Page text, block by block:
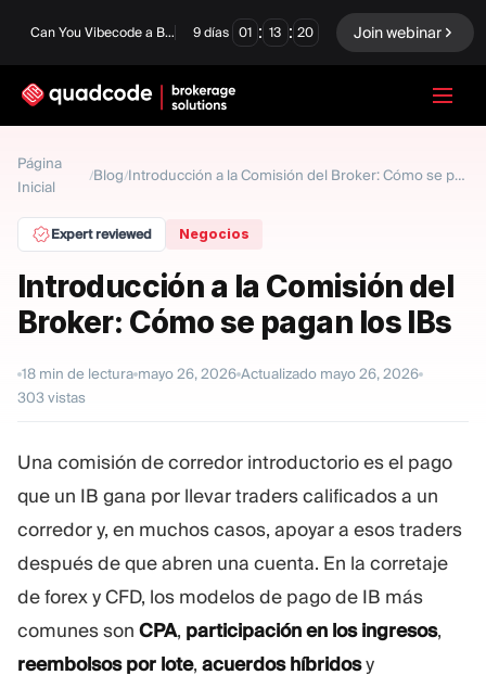
Can You Vibecode a Brokerage Platform? 9 días 01 : 13 : 19 Join webinar
Página
Inicial
/
Blog / Introducción a la Comisión del Broker: Cómo se pagan los IBs
Expert reviewed Negocios
Introducción a la Comisión del
Broker: Cómo se pagan los IBs
18 min de lectura mayo 26, 2026 Actualizado mayo 26, 2026
303vistas
Una comisión de corredor introductorio es el pago
que un IB gana por llevar traders calificados a un
corredor y, en muchos casos, apoyar a esos traders
después de que abren una cuenta. En la corretaje
de forex y CFD, los modelos de pago de IB más
comunes son CPA, participación en los ingresos,
reembolsos por lote, acuerdos híbridosy
Solución Llave En Mano
Una Prop Firm
Opciones Binarias
Intercambio y
compensación
MÓDULOS
Plataforma De Trading
Guía de marketing
Sobre Nosotros